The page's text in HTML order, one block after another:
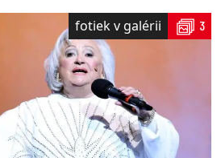
fotiek v galérii 3